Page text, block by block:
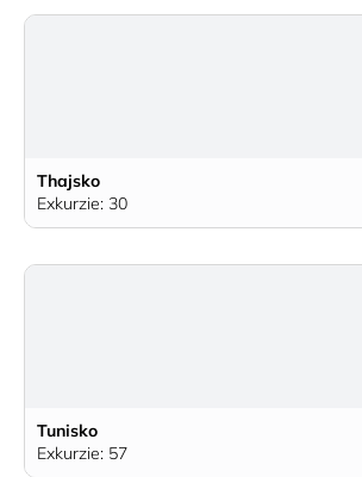
Thajsko
Exkurzie: 30
Tunisko
Exkurzie: 57